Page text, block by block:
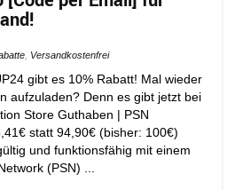
Versandkostenfrei
gibt es 10% Rabatt! Mal wieder
aufzuladen? Denn es gibt jetzt bei
Store Guthaben | PSN
statt 94,90€ (bisher: 100€)
und funktionsfähig mit einem
(PSN) ...